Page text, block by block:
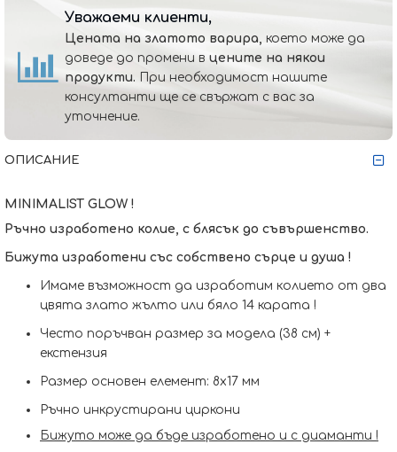
Уважаеми клиенти,
Цената на златото варира, което може да
доведе до промени в цените на някои
продукти. При необходимост нашите
консултанти ще се свържат с вас за
уточнение.
ОПИСАНИЕ
MINIMALIST GLOW !
Ръчно изработено колие, с блясък до съвършенство.
Бижута изработени със собствено сърце и душа !
Имаме възможност да изработим кoлието от два
цвята злато жълто или бяло 14 карата !
Често поръчван размер за модела (38 см) +
екстензия
Размер основен елемент: 8x17 мм
Ръчно инкрустирани циркони
Бижуто може да бъде изработено и с диаманти !